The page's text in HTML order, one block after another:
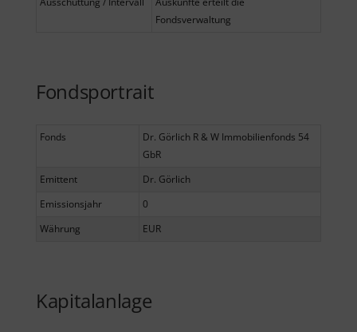
Fondsverwaltung
Fondsportrait
Fonds
Dr. Görlich R & W Immobilienfonds 54
GbR
Emittent
Dr. Görlich
Emissionsjahr
0
Währung
EUR
Kapitalanlage